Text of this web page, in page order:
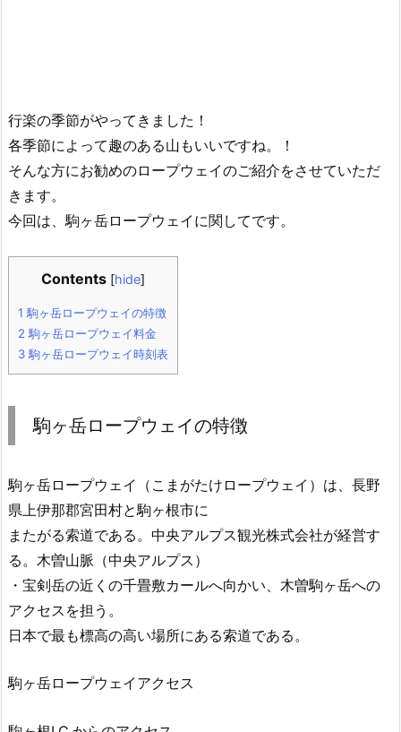
行楽の季節がやってきました！
各季節によって趣のある山もいいですね。！
そんな方にお勧めのロープウェイのご紹介をさせていただ
きます。
今回は、駒ヶ岳ロープウェイに関してです。
Contents [hide]
1 駒ヶ岳ロープウェイの特徴
2 駒ヶ岳ロープウェイ料金
3 駒ヶ岳ロープウェイ時刻表
駒ヶ岳ロープウェイの特徴
駒ヶ岳ロープウェイ（こまがたけロープウェイ）は、長野
県上伊那郡宮田村と駒ヶ根市に
またがる索道である。中央アルプス観光株式会社が経営す
る。木曽山脈（中央アルプス）
・宝剣岳の近くの千畳敷カールへ向かい、木曽駒ヶ岳への
アクセスを担う。
日本で最も標高の高い場所にある索道である。
駒ヶ岳ロープウェイアクセス